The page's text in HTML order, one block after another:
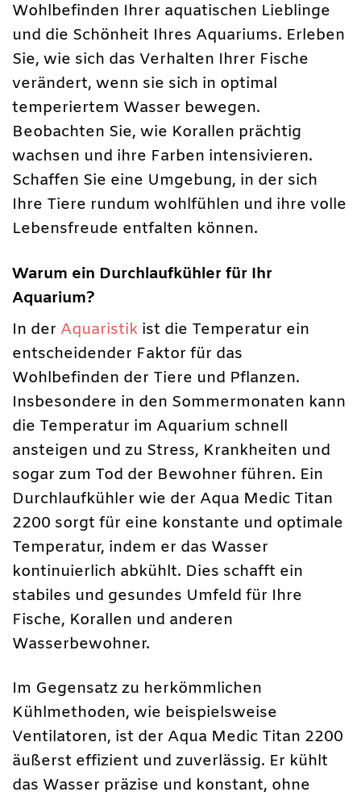
Wohlbefinden Ihrer aquatischen Lieblinge
und die Schönheit Ihres Aquariums. Erleben
Sie, wie sich das Verhalten Ihrer Fische
verändert, wenn sie sich in optimal
temperiertem Wasser bewegen.
Beobachten Sie, wie Korallen prächtig
wachsen und ihre Farben intensivieren.
Schaffen Sie eine Umgebung, in der sich
Ihre Tiere rundum wohlfühlen und ihre volle
Lebensfreude entfalten können.
Warum ein Durchlaufkühler für Ihr
Aquarium?
In der Aquaristik ist die Temperatur ein
entscheidender Faktor für das
Wohlbefinden der Tiere und Pflanzen.
Insbesondere in den Sommermonaten kann
die Temperatur im Aquarium schnell
ansteigen und zu Stress, Krankheiten und
sogar zum Tod der Bewohner führen. Ein
Durchlaufkühler wie der Aqua Medic Titan
2200 sorgt für eine konstante und optimale
Temperatur, indem er das Wasser
kontinuierlich abkühlt. Dies schafft ein
stabiles und gesundes Umfeld für Ihre
Fische, Korallen und anderen
Wasserbewohner.
Im Gegensatz zu herkömmlichen
Kühlmethoden, wie beispielsweise
Ventilatoren, ist der Aqua Medic Titan 2200
äußerst effizient und zuverlässig. Er kühlt
das Wasser präzise und konstant, ohne